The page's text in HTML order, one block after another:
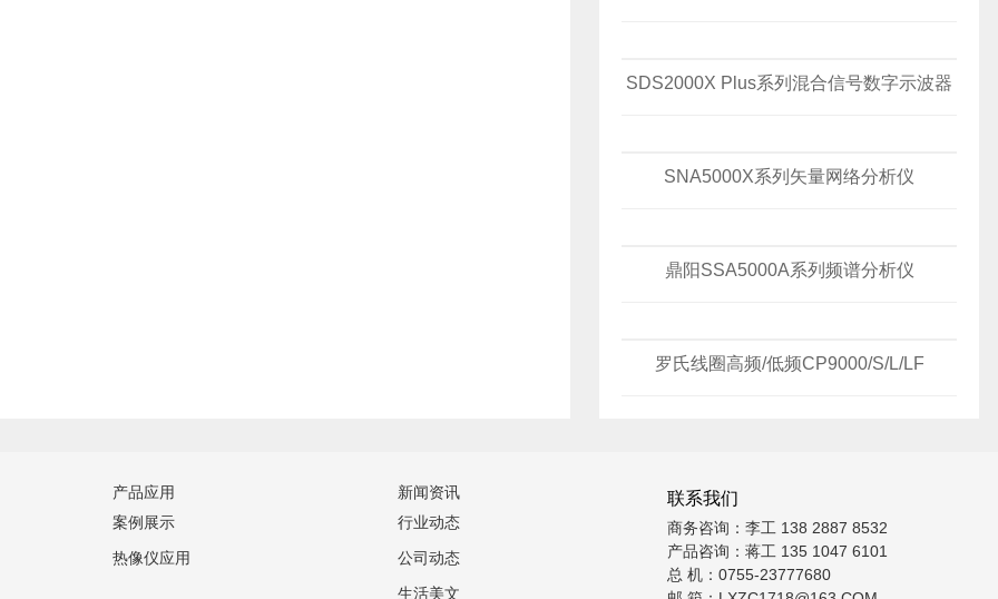
SDS2000X Plus系列混合信号数字示波器
SNA5000X系列矢量网络分析仪
鼎阳SSA5000A系列频谱分析仪
罗氏线圈高频/低频CP9000/S/L/LF
产品应用
案例展示
热像仪应用
新闻资讯
行业动态
公司动态
生活美文
联系我们
商务咨询：李工 138 2887 8532
产品咨询：蒋工 135 1047 6101
总 机：0755-23777680